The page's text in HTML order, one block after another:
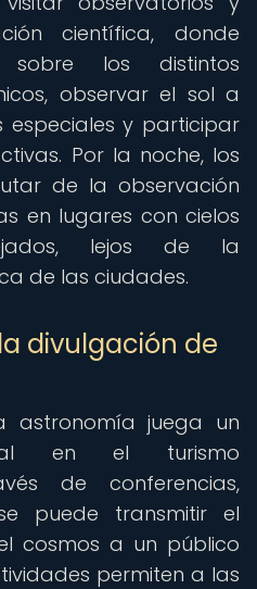
científica, donde
sobre los distintos
observar el sol a
especiales y participar
Por la noche, los
de la observación
en lugares con cielos
lejos de la
de las ciudades.
divulgación de
astronomía juega un
en el turismo
de conferencias,
puede transmitir el
cosmos a un público
permiten a las